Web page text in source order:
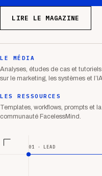
LIRE LE MAGAZINE
LE MÉDIA
Analyses, études de cas et tutoriels
sur le marketing, les systèmes et
LES RESSOURCES
Templates, workflows, prompts et la
communauté FacelessMind.
01 · LEAD